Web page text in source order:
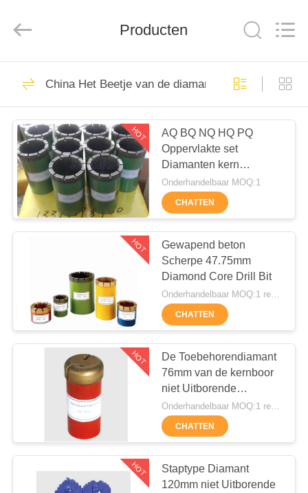
HUIS
PRODUCTEN
VR-
SHOW
ONGEVEER
FABRIEKSREIS
KWALITEITSCONTROLE
CONTACTEER
CHAT
Heavy
Industry
Hydraulische
Stapelbreker
roterende
boorinstallaties
68
Kernboren Rig
55
Producten
China Het Beetje van de diamantkern
HOT
AQ BQ NQ HQ PQ
Oppervlakte set
Diamanten kern
boorgereedschappen
Onderhandelbaar MOQ:1
CHATTEN
HOT
Gewapend beton
Scherpe 47.75mm
Diamond Core Drill Bit
Onderhandelbaar MOQ:1 reeks
CHATTEN
HOT
De Toebehorendiamant
76mm van de kernboor
niet Uitborende
Boorbeetjes
CHATTEN
HOT
Staptype Diamant
120mm niet Uitborende